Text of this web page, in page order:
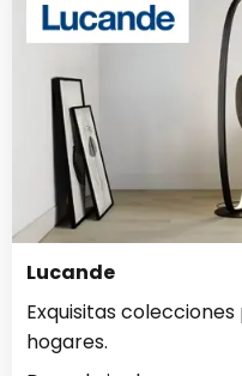
Lucande
Exquisitas
hogares.